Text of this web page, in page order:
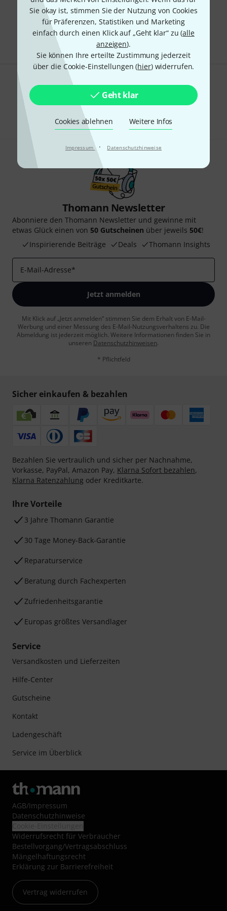
Sie okay ist, stimmen Sie der Nutzung von Cookies
für Präferenzen, Statistiken und Marketing
einfach durch einen Klick auf „Geht klar“ zu (alle
anzeigen).
Sie können Ihre erteilte Zustimmung jederzeit
über die Cookie-Einstellungen (hier) widerrufen.
Geht klar
Cookies ablehnen Weitere Infos
Impressum · Datenschutzhinweise
Kostenloser Versand ab 29 €
Alle Preise inkl. MwSt.
Gefällt Ihnen, was Sie sehen?
Teilen
Thomann Newsletter
Abonniere den Thomann Newsletter und gewinne mit
etwas Glück einen von 50 Gutscheinen über jeweils 50€!
Inspirierende Beiträge
Deals Thomann Insights
E-Mail-Adresse*
Jetzt anmelden
Mit Klick auf „Jetzt anmelden“ stimmen Sie dem Erhalt von E-Mail-
Werbung und einer Messung des E-Mail-Nutzungsverhaltens zu. Die
Abmeldung ist jederzeit möglich. Weitere Informationen finden Sie in
unseren Datenschutzhinweisen.
* Pflichtfeld
Sicher einkaufen & bezahlen
Bezahlen Sie vertraulich und sicher per Nachnahme,
Vorkasse, PayPal, Amazon Pay, Klarna Sofort bezahlen,
Klarna Ratenzahlung oder Kreditkarte.
Ihre Vorteile
3 Jahre Thomann Garantie
30 Tage Money-Back-Garantie
Reparaturservice
Beratung durch Fachexperten
Zufriedenheitsgarantie
Europas größtes Versandlager
Service
Versandkosten und Lieferzeiten
Hilfe-Center
Gutscheine
Kontakt
Ladengeschäft
Service im Überblick
AGB/Impressum
Datenschutzhinweise
Widerrufsrecht für Verbraucher
Bestellvorgang/Vertragsabschluss
Mängelhaftungsrecht
Erklärung zur Barrierefreiheit
Vertrag widerrufen